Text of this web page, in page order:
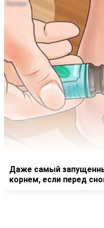
Даже самый
корнем, если перед